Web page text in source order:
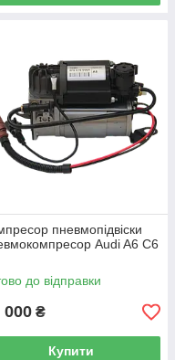
пневмопідвіски
Audi A6 C6
до відправки
000 ₴
Купити